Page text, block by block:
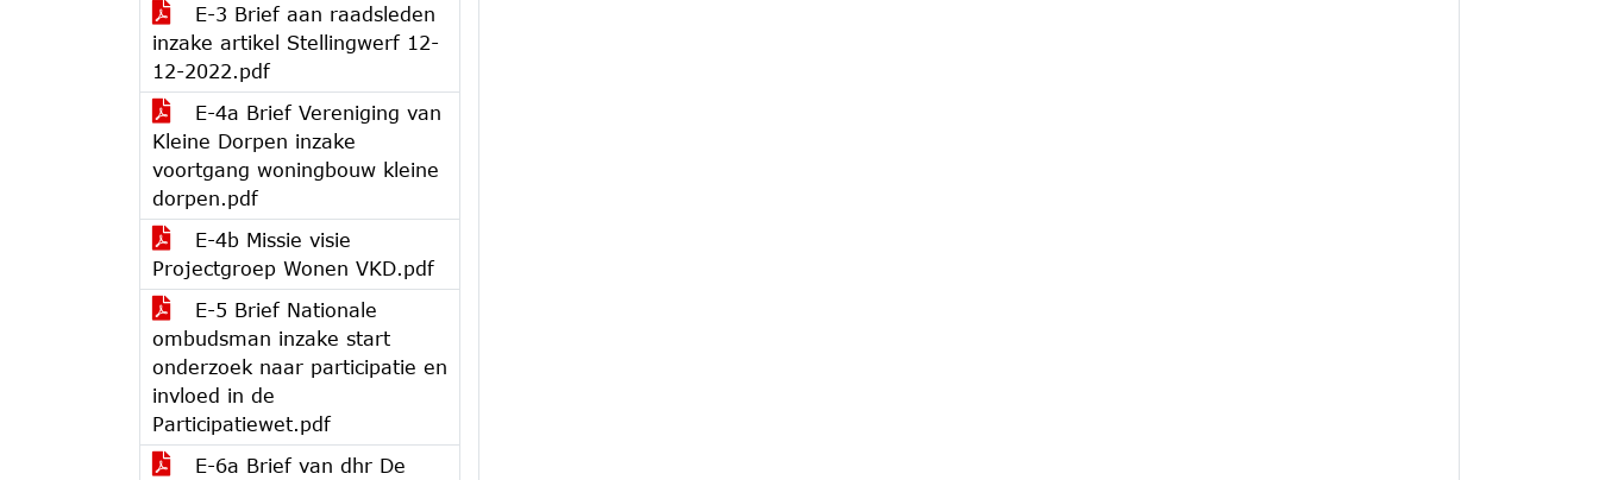
E-3 Brief aan raadsleden
inzake artikel Stellingwerf 12-
12-2022.pdf
E-4a Brief Vereniging van
Kleine Dorpen inzake
voortgang woningbouw kleine
dorpen.pdf
E-4b Missie visie
Projectgroep Wonen VKD.pdf
E-5 Brief Nationale
ombudsman inzake start
onderzoek naar participatie en
invloed in de
Participatiewet.pdf
E-6a Brief van dhr De